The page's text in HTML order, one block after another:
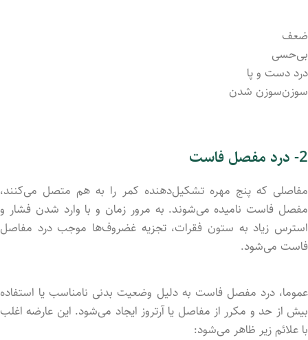
ضعف
بی‌حسی
درد دست و پا
سوزن‌سوزن شد‌ن
2- درد مفصل فاست
مفاصلی که پنج مهره تشکیل‌دهنده کمر را به هم متصل می‌کنند،
مفصل فاست نامید‌ه می‌شوند. به مرور زمان و با وارد شد‌ن فشار و
استرس زیاد به ستون فقرات، تجزیه غضروف‌ها موجب درد مفاصل
فاست می‌شود.
عموما، درد مفصل فاست به دلیل وضعیت بدنی نامناسب یا استفاده
بیش از حد و مکرر از مفاصل یا آرتروز ایجاد می‌شود. این عارضه اغلب
با علائم زیر ظاهر می‌شود: